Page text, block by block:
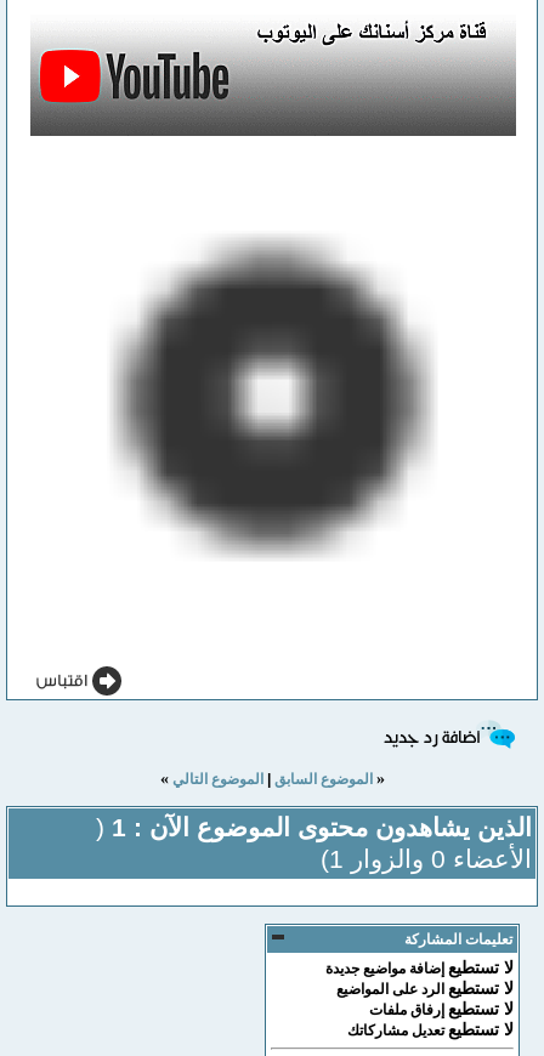
« الموضوع السابق|الموضوع التالي »
الذين يشاهدون محتوى الموضوع الآن : 1
(
الأعضاء 0 والزوار 1)
تعليمات المشاركة
لا تستطيعإضافة مواضيع جديدة
لا تستطيعالرد على المواضيع
لا تستطيعإرفاق ملفات
لا تستطيعتعديل مشاركاتك